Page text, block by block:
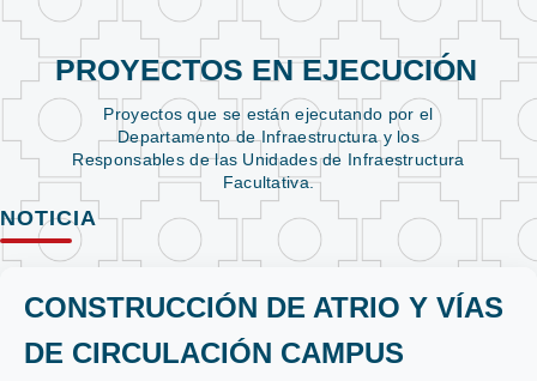
PROYECTOS EN EJECUCIÓN
Proyectos que se están ejecutando por el
Departamento de Infraestructura y los
Responsables de las Unidades de Infraestructura
Facultativa.
NOTICIA
CONSTRUCCIÓN DE ATRIO Y VÍAS
DE CIRCULACIÓN CAMPUS